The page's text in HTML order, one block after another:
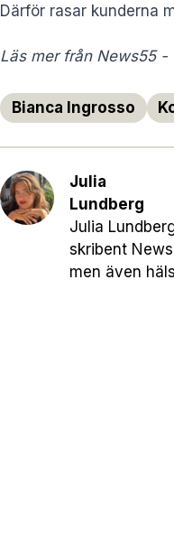
Därför rasar kunderna
Läs mer från News55
Bianca Ingrosso
Julia
Lundberg
Julia
skribent
men även